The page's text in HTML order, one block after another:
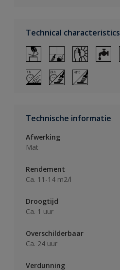
Technical characteristics
Technische informatie
Afwerking
Mat
Rendement
Ca. 11-14 m2/l
Droogtijd
Ca. 1 uur
Overschilderbaar
Ca. 24 uur
Verdunning